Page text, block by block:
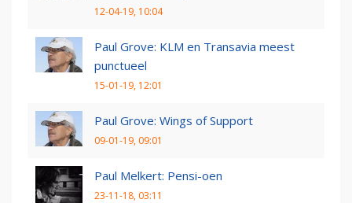
12-04-19, 10:04
Paul Grove: KLM en Transavia meest
punctueel
15-01-19, 12:01
Paul Grove: Wings of Support
09-01-19, 09:01
Paul Melkert: Pensi-oen
23-11-18, 03:11